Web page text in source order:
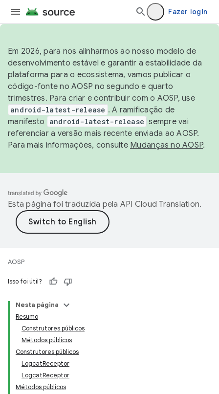
Fazer login
Em 2026, para nos alinharmos ao nosso modelo de
desenvolvimento estável e garantir a estabilidade da
plataforma para o ecossistema, vamos publicar o
código-fonte no AOSP no segundo e quarto
trimestres. Para criar e contribuir com o AOSP, use
android-latest-release . A ramificação de
manifesto
android-latest-release sempre vai
referenciar a versão mais recente enviada ao AOSP.
Para mais informações, consulte Mudanças no AOSP.
Esta página foi traduzida pela API Cloud Translation.
AOSP
Isso foi útil?
Nesta página
Resumo
Construtores públicos
Métodos públicos
Construtores públicos
LogcatReceptor
LogcatReceptor
Métodos públicos